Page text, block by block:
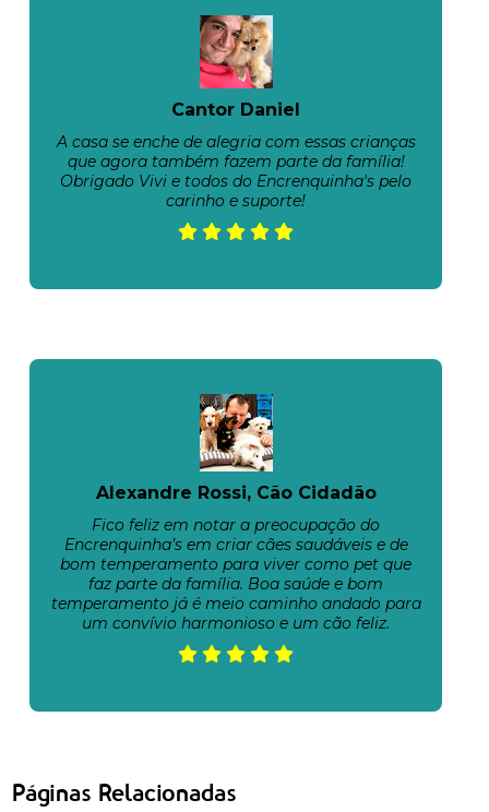
Cantor Daniel
A casa se enche de alegria com essas crianças
que agora também fazem parte da família!
Obrigado Vivi e todos do Encrenquinha's pelo
carinho e suporte!
Alexandre Rossi, Cão Cidadão
Fico feliz em notar a preocupação do
Encrenquinha’s em criar cães saudáveis e de
bom temperamento para viver como pet que
faz parte da família. Boa saúde e bom
temperamento já é meio caminho andado para
um convívio harmonioso e um cão feliz.
Páginas Relacionadas